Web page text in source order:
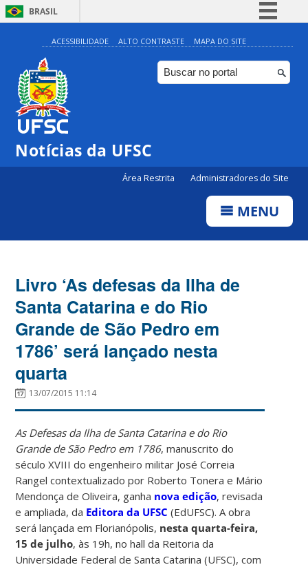
BRASIL
Simplifique!
Comunica BR
Participe
ACESSIBILIDADE ALTO CONTRASTE MAPA DO SITE
Notícias da UFSC
Área Restrita Administradores do Site
MENU
Livro ‘As defesas da Ilha de
Santa Catarina e do Rio
Grande de São Pedro em
1786’ será lançado nesta
quarta
13/07/2015 11:14
As Defesas da Ilha de Santa Catarina e do Rio
Grande de São Pedro em 1786, manuscrito do
século XVIII do engenheiro militar José Correia
Rangel contextualizado por Roberto Tonera e Mário
Mendonça de Oliveira, ganha nova edição, revisada
e ampliada, da Editora da UFSC (EdUFSC). A obra
será lançada em Florianópolis, nesta quarta-feira,
15 de julho, às 19h, no hall da Reitoria da
Universidade Federal de Santa Catarina (UFSC), com